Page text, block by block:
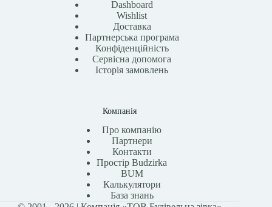
Dashboard
Wishlist
Доставка
Партнерська програма
Конфіденційність
Сервісна допомога
Історія замовлень
Компанія
Про компанію
Партнери
Контакти
Простір Budzirka
BUM
Калькулятори
База знань